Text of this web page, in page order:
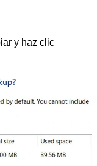
y haz clic